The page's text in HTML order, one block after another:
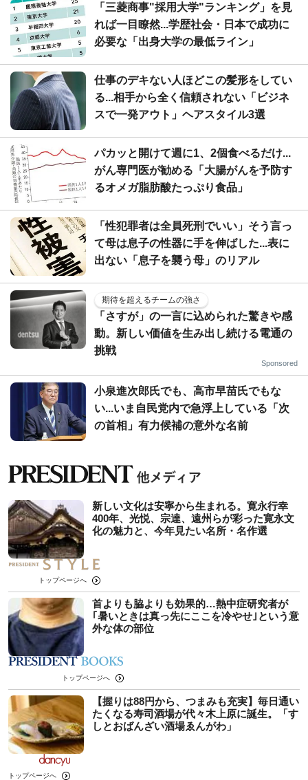
「三菱商事"採用大学"ランキング」を見
れば一目瞭然...学歴社会・日本で成功に
必要な「出身大学の最低ライン」
仕事のデキない人ほどこの髪形をしてい
る...相手から全く信頼されない「ビジネ
スで一発アウト」ヘアスタイル3選
パカッと開けて週に1、2個食べるだけ...
がん専門医が勧める「大腸がんを予防す
るオメガ脂肪酸たっぷり食品」
「性犯罪者は全員死刑でいい」そう言っ
て母は息子の性器に手を伸ばした...表に
出ない「息子を襲う母」のリアル
期待を超えるチームの強さ
「さすが」の一言に込められた驚きや感
動。新しい価値を生み出し続ける電通の
挑戦
Sponsored
小泉進次郎氏でも、高市早苗氏でもな
い...いま自民党内で急浮上している「次
の首相」有力候補の意外な名前
新しい文化は安寧から生まれる。寛永行幸
400年、光悦、宗達、遠州らが彩った寛永文
化の魅力と、今年見たい名所・名作選
トップページへ
首よりも脇よりも効果的…熱中症研究者が
｢暑いときは真っ先にここを冷やせ｣という意
外な体の部位
トップページへ
【握りは88円から、つまみも充実】毎日通い
たくなる寿司酒場が代々木上原に誕生。「す
しとおばんざい酒場ゑんがわ」
トップページへ